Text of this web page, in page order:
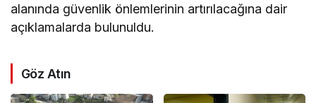
alanında güvenlik önlemlerinin artırılacağına dair
açıklamalarda bulunuldu.
Göz Atın